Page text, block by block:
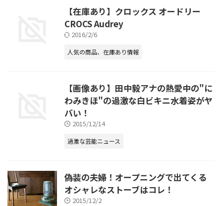
【在庫あり】クロックス オードリー
CROCS Audrey
2016/2/6
人気の商品、在庫あり情報
【画像あり】田中毅アナの熱愛中の"に
わみきほ"の過激な白ビキニ水着姿がヤ
バい！
2015/12/14
過激な芸能ニュース
偽装の夫婦！オープニングで出てくる
オシャレなストーブはコレ！
2015/12/2